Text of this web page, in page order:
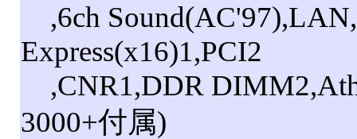
,6ch
Express(x16)1,PCI2
,CNR1,DDR
3000+付属)